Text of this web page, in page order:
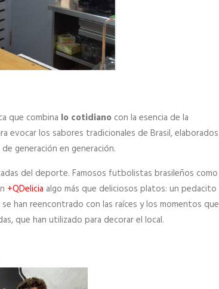
que combina lo cotidiano con la esencia de la
evocar los sabores tradicionales de Brasil, elaborados
generación en generación.
del deporte. Famosos futbolistas brasileños como
+QDelicia algo más que deliciosos platos: un pedacito
han reencontrado con las raíces y los momentos que
que han utilizado para decorar el local.